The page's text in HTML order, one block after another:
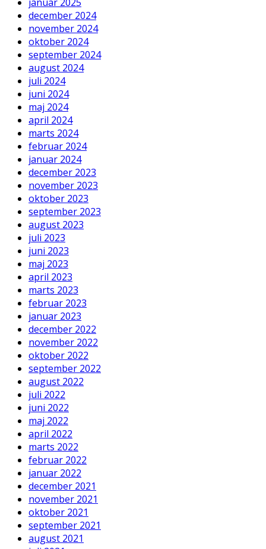
december 2024
november 2024
oktober 2024
september 2024
august 2024
juli 2024
juni 2024
maj 2024
april 2024
marts 2024
februar 2024
januar 2024
december 2023
november 2023
oktober 2023
september 2023
august 2023
juli 2023
juni 2023
maj 2023
april 2023
marts 2023
februar 2023
januar 2023
december 2022
november 2022
oktober 2022
september 2022
august 2022
juli 2022
juni 2022
maj 2022
april 2022
marts 2022
februar 2022
januar 2022
december 2021
november 2021
oktober 2021
september 2021
august 2021